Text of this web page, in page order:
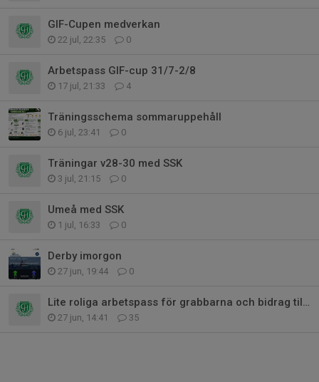
GIF-Cupen medverkan
22 jul, 22:35 0
Arbetspass GIF-cup 31/7-2/8
17 jul, 21:33 4
Träningsschema sommaruppehåll
6 jul, 23:41 0
Träningar v28-30 med SSK
3 jul, 21:15 0
Umeå med SSK
1 jul, 16:33 0
Derby imorgon
27 jun, 19:44 0
Lite roliga arbetspass för grabbarna och bidrag till lagkassan!
27 jun, 14:41 35